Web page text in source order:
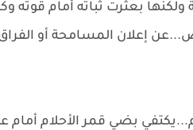
بعثرت ثباته أمام قوته
إعلان المسامحة أو
بضي قمر الأحلام أمام